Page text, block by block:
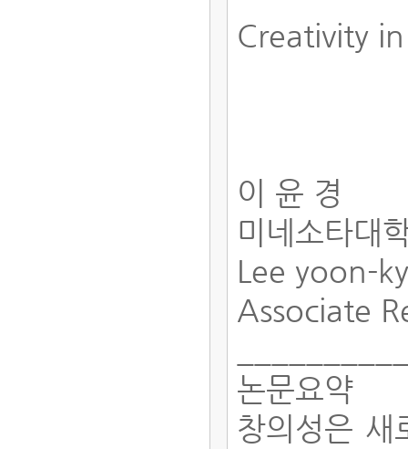
Creativity
이 윤 경
미네소타대
Lee yoon-
Associate
논문요약
창의성은 새